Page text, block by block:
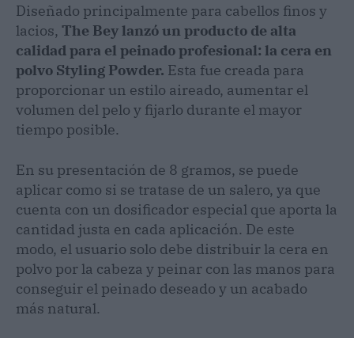
Diseñado principalmente para cabellos finos y
lacios, The Bey lanzó un producto de alta
calidad para el peinado profesional: la cera en
polvo Styling Powder. Esta fue creada para
proporcionar un estilo aireado, aumentar el
volumen del pelo y fijarlo durante el mayor
tiempo posible.
En su presentación de 8 gramos, se puede
aplicar como si se tratase de un salero, ya que
cuenta con un dosificador especial que aporta la
cantidad justa en cada aplicación. De este
modo, el usuario solo debe distribuir la cera en
polvo por la cabeza y peinar con las manos para
conseguir el peinado deseado y un acabado
más natural.